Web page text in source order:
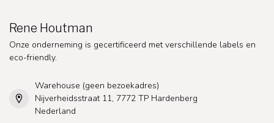
Rene Houtman
Onze onderneming is gecertificeerd met verschillende labels en
eco-friendly.
Warehouse (geen bezoekadres)
Nijverheidsstraat 11, 7772 TP Hardenberg
Nederland